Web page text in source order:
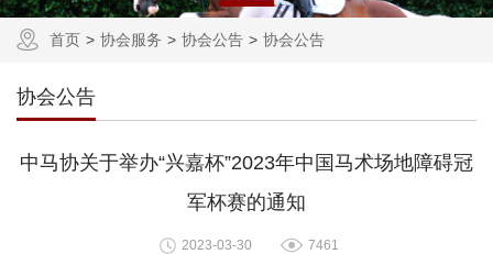
首页 协会服务 协会公告 协会公告
协会公告
中马协关于举办“兴嘉杯”2023年中国马术场地障碍冠
军杯赛的通知
2023-03-30 7461